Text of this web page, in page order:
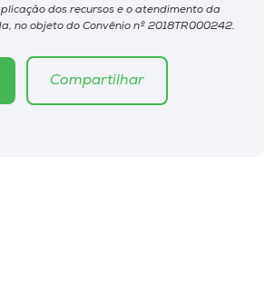
dos recursos e o atendimento da
no objeto do Convênio nº 2018TR000242.
Compartilhar